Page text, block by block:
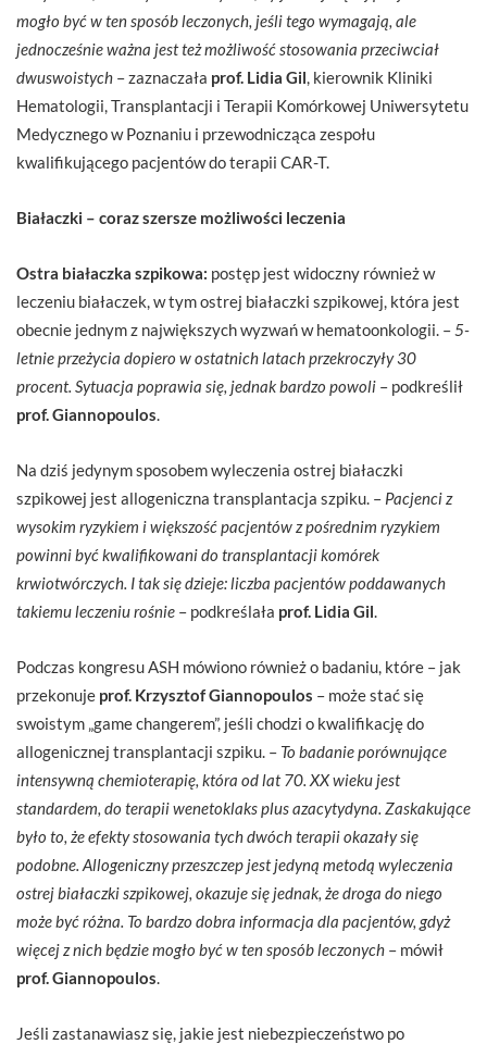
mogło być w ten sposób leczonych, jeśli tego wymagają, ale
jednocześnie ważna jest też możliwość stosowania przeciwciał
dwuswoistych – zaznaczała prof. Lidia Gil , kierownik Kliniki
Hematologii, Transplantacji i Terapii Komórkowej Uniwersytetu
Medycznego w Poznaniu i przewodnicząca zespołu
kwalifikującego pacjentów do terapii CAR-T.
Białaczki – coraz szersze możliwości leczenia
Ostra białaczka szpikowa: postęp jest widoczny również w
leczeniu białaczek, w tym ostrej białaczki szpikowej, która jest
obecnie jednym z największych wyzwań w hematoonkologii. – 5-
letnie przeżycia dopiero w ostatnich latach przekroczyły 30
procent. Sytuacja poprawia się, jednak bardzo powoli – podkreślił
prof. Giannopoulos
Na dziś jedynym sposobem wyleczenia ostrej białaczki
szpikowej jest allogeniczna transplantacja szpiku. – Pacjenci z
wysokim ryzykiem i większość pacjentów z pośrednim ryzykiem
powinni być kwalifikowani do transplantacji komórek
krwiotwórczych. I tak się dzieje: liczba pacjentów poddawanych
takiemu leczeniu rośnie – podkreślała prof. Lidia Gil
Podczas kongresu ASH mówiono również o badaniu, które – jak
przekonuje prof. Krzysztof Giannopoulos – może stać się
swoistym „game changerem”, jeśli chodzi o kwalifikację do
allogenicznej transplantacji szpiku. – To badanie porównujące
intensywną chemioterapię, która od lat 70. XX wieku jest
standardem, do terapii wenetoklaks plus azacytydyna. Zaskakujące
było to, że efekty stosowania tych dwóch terapii okazały się
podobne. Allogeniczny przeszczep jest jedyną metodą wyleczenia
ostrej białaczki szpikowej, okazuje się jednak, że droga do niego
może być różna. To bardzo dobra informacja dla pacjentów, gdyż
więcej z nich będzie mogło być w ten sposób leczonych – mówił
prof. Giannopoulos
Jeśli zastanawiasz się, jakie jest niebezpieczeństwo po